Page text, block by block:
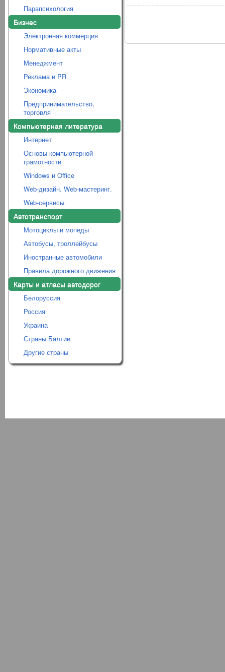
Парапсихология
Бизнес
Электронная коммерция
Нормативные акты
Менеджмент
Реклама и PR
Экономика
Предпринимательство,
торговля
Компьютерная литература
Интернет
Основы компьютерной
грамотности
Windows и Office
Web-дизайн. Web-мастеринг.
Web-сервисы
Автотранспорт
Мотоциклы и мопеды
Автобусы, троллейбусы
Иностранные автомобили
Правила дорожного движения
Карты и атласы автодорог
Белоруссия
Россия
Украина
Страны Балтии
Другие страны